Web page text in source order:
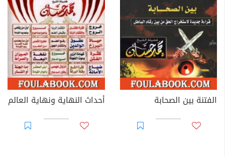
الفتنة بين الصحابة أحداث النهاية ونهاية العالم